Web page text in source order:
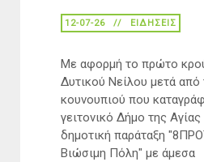
12-07-26 ΕΙΔΉΣΕΙΣ
Με αφορμή το πρώτο
Δυτικού Νείλου μετά από
κουνουπιού που
γειτονικό Δήμο της
δημοτική παράταξη
Βιώσιμη Πόλη" με άμεσα